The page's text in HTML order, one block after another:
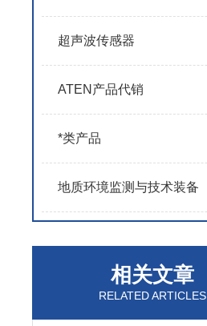
超声波传感器
ATEN产品代销
*类产品
地质环境监测与技术装备
相关文章
RELATED ARTICLES